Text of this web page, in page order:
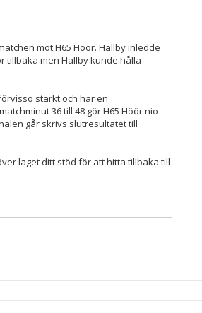
mot H65 Höör. Hallby inledde
tillbaka men Hallby kunde hålla
starkt och har en
36 till 48 gör H65 Höör nio
går skrivs slutresultatet till
laget ditt stöd för att hitta tillbaka till